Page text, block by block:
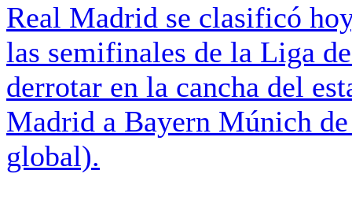
Real Madrid se clasificó
las semifinales de la Liga
derrotar en la cancha del
Madrid a Bayern Múnich
global).